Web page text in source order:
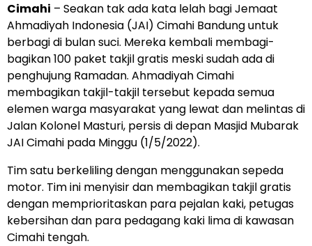
Cimahi – Seakan tak ada kata lelah bagi Jemaat
Ahmadiyah Indonesia (JAI) Cimahi Bandung untuk
berbagi di bulan suci. Mereka kembali membagi-
bagikan 100 paket takjil gratis meski sudah ada di
penghujung Ramadan. Ahmadiyah Cimahi
membagikan takjil-takjil tersebut kepada semua
elemen warga masyarakat yang lewat dan melintas di
Jalan Kolonel Masturi, persis di depan Masjid Mubarak
JAI Cimahi pada Minggu (1/5/2022).
Tim satu berkeliling dengan menggunakan sepeda
motor. Tim ini menyisir dan membagikan takjil gratis
dengan memprioritaskan para pejalan kaki, petugas
kebersihan dan para pedagang kaki lima di kawasan
Cimahi tengah.